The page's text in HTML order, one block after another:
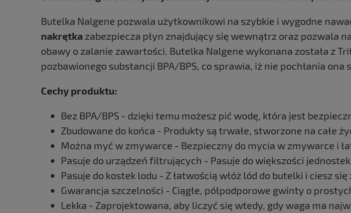
Butelka Nalgene pozwala użytkownikowi na szybkie i wygodne
nakrętka zabezpiecza płyn znajdujący się wewnątrz oraz pozwala
obawy o zalanie zawartości. Butelka Nalgene wykonana została z
pozbawionego substancji BPA/BPS, co sprawia, iż nie pochłania ona
Cechy produktu:
Bez BPA/BPS - dzięki temu możesz pić wodę, która jest
Zbudowane do końca - Produkty są trwałe, stworzone na całe
Można myć w zmywarce - Bezpieczny do mycia w zmywarce i
Pasuje do urządzeń filtrujących - Pasuje do większości
Pasuje do kostek lodu - Z łatwością włóż lód do butelki i ciesz
Gwarancja szczelności - Ciągłe, półpodporowe gwinty o
Lekka - Zaprojektowana, aby liczyć się wtedy, gdy waga ma